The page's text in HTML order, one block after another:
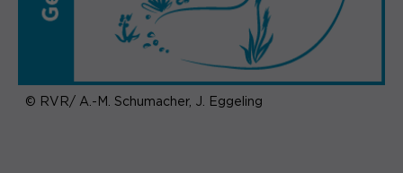
© RVR/ A.-M. Schumacher, J. Eggeling